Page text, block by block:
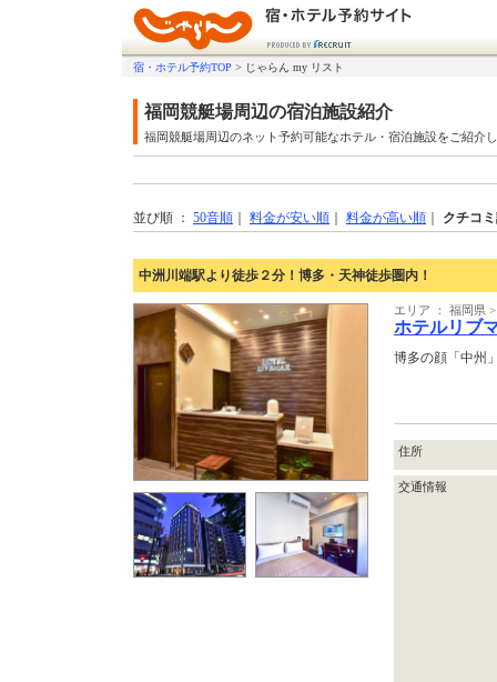
宿・ホテル予約TOP > じゃらん my リスト
福岡競艇場周辺の宿泊施設紹介
福岡競艇場周辺のネット予約可能なホテル・宿泊施設をご紹介
並び順 ： 50音順 料金が安い順 料金が高い順 クチコ
中洲川端駅より徒歩２分！博多・天神徒歩圏内！
エリア ： 福岡県
ホテルリブ
博多の顔「中州
住所
交通情報